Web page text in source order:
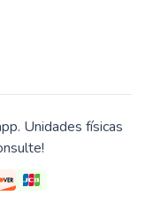
Unidades físicas